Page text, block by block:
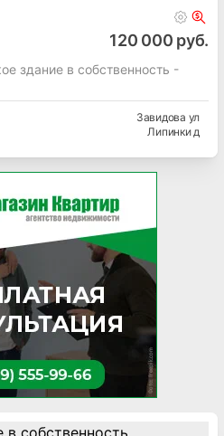
120 000 руб.
здание в собственность -
Завидова ул
Липинки д